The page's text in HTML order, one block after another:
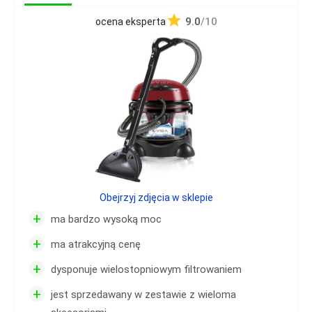
ocena eksperta 9.0/10
+ ma bardzo wysoką moc
+ ma atrakcyjną cenę
+ dysponuje wielostopniowym filtrowaniem
+
jest sprzedawany w zestawie z wieloma
Obejrzyj zdjęcia w sklepie